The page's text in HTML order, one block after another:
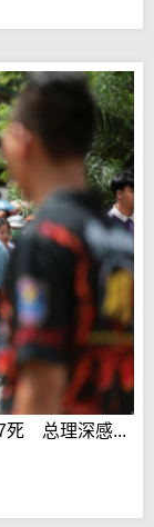
死 总理深感...